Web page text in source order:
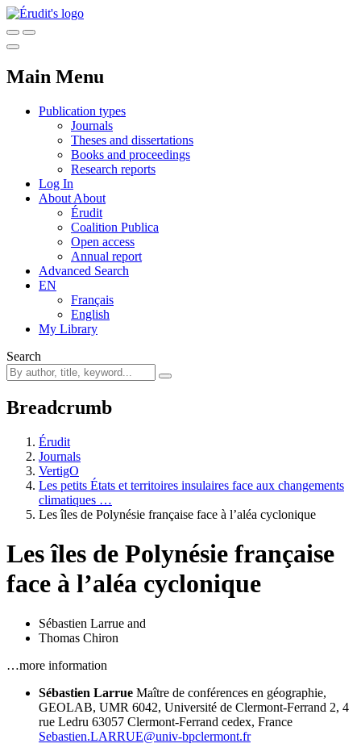
Main Menu
Publication types
Journals
Theses and dissertations
Books and proceedings
Research reports
Log In
About About
Érudit
Coalition Publica
Open access
Annual report
Advanced Search
EN
Français
English
My Library
Search
Breadcrumb
Érudit
Journals
VertigO
Les petits États et territoires insulaires face aux changements
climatiques …
Les îles de Polynésie française face à l’aléa cyclonique
Les îles de Polynésie française
face à l’aléa cyclonique
Sébastien Larrue and
Thomas Chiron
…more information
Sébastien Larrue Maître de conférences en géographie,
GEOLAB, UMR 6042, Université de Clermont-Ferrand 2, 4
rue Ledru 63057 Clermont-Ferrand cedex, France
Sebastien.LARRUE@univ-bpclermont.fr